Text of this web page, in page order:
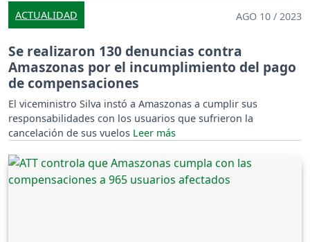
ACTUALIDAD AGO 10 / 2023
Se realizaron 130 denuncias contra
Amaszonas por el incumplimiento del pago
de compensaciones
El viceministro Silva instó a Amaszonas a cumplir sus
responsabilidades con los usuarios que sufrieron la
cancelación de sus vuelos